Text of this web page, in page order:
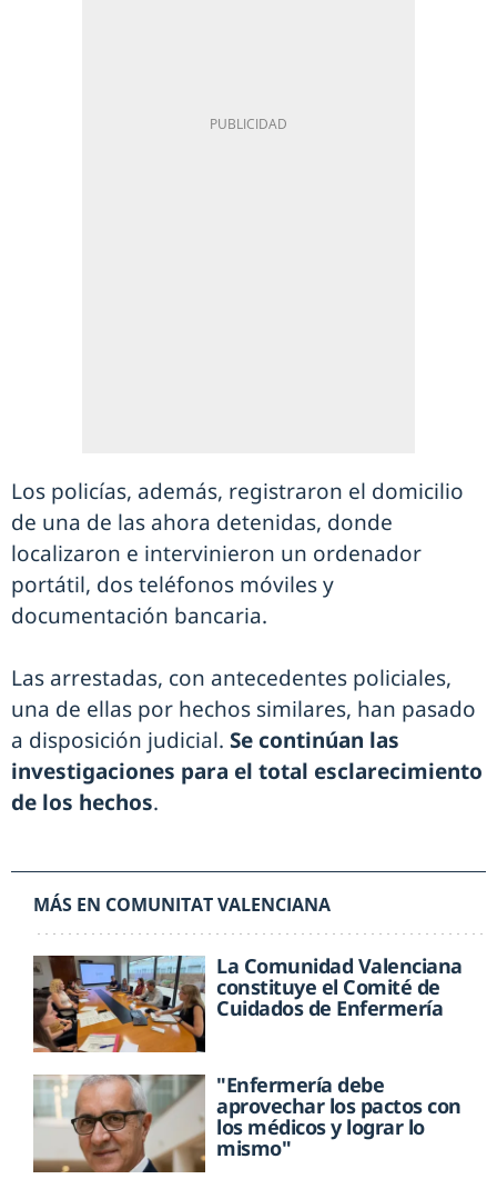
Los policías, además, registraron el domicilio
de una de las ahora detenidas, donde
localizaron e intervinieron un ordenador
portátil, dos teléfonos móviles y
documentación bancaria.
Las arrestadas, con antecedentes policiales,
una de ellas por hechos similares, han pasado
a disposición judicial. Se continúan las
investigaciones para el total esclarecimiento
de los hechos.
MÁS EN COMUNITAT VALENCIANA
La Comunidad Valenciana
constituye el Comité de
Cuidados de Enfermería
"Enfermería debe
aprovechar los pactos con
los médicos y lograr lo
mismo"